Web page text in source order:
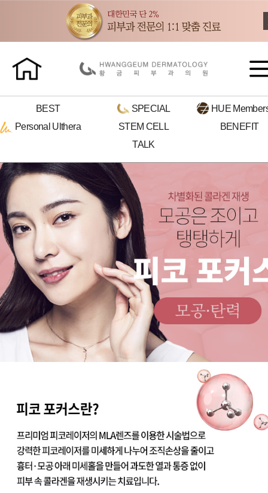
BEST SPECIAL HUE
Personal Ulthera STEM CELL
BENEFIT
TALK